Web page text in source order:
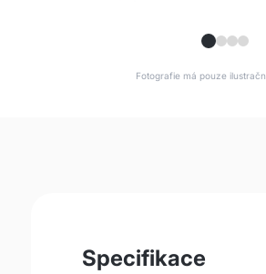
Fotografie má pouze
Specifikace